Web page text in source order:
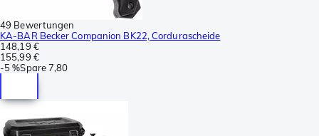
49 Bewertungen
KA-BAR Becker Companion BK22, Cordurascheide
148,19 €
155,99 €
-5 %Spare7,80